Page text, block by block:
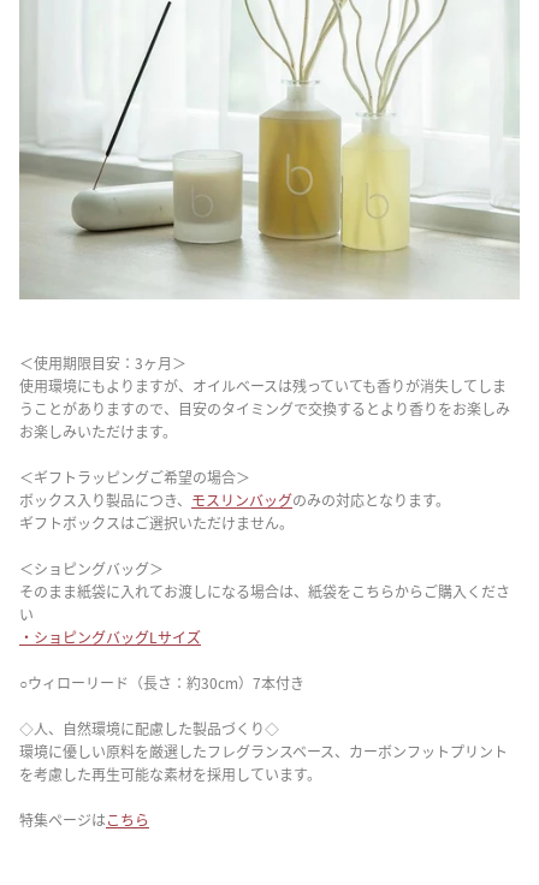
＜使用期限目安：3ヶ月＞
使用環境にもよりますが、オイルベースは残っていても香りが消失してしま
うことがありますので、目安のタイミングで交換するとより香りをお楽しみ
お楽しみいただけます。
＜ギフトラッピングご希望の場合＞
ボックス入り製品につき、 モスリンバッグのみの対応となります。
ギフトボックスはご選択いただけません。
＜ショピングバッグ＞
そのまま紙袋に入れてお渡しになる場合は、紙袋をこちらからご購入くださ
い
・ショピングバッグLサイズ
○ウィローリード（長さ：約30cm）7本付き
◇人、自然環境に配慮した製品づくり◇
環境に優しい原料を厳選したフレグランスベース、カーボンフットプリント
を考慮した再生可能な素材を採用しています。
特集ページはこちら